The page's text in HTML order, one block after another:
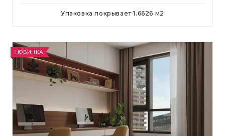
Упаковка покрывает1.6626 м2
НОВИНКА